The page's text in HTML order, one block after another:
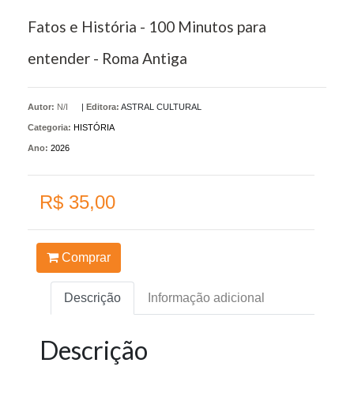
Fatos e História - 100 Minutos para
entender - Roma Antiga
Autor: N/I |Editora: ASTRAL CULTURAL
Categoria: HISTÓRIA
Ano: 2026
R$ 35,00
Comprar
Descrição Informação adicional
Descrição